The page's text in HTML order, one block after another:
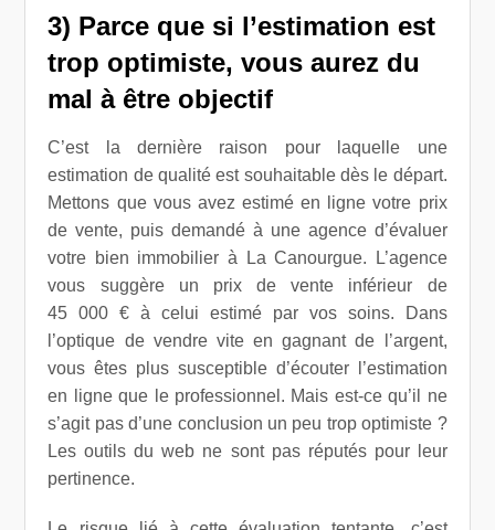
3) Parce que si l’estimation est
trop optimiste, vous aurez du
mal à être objectif
C’est la dernière raison pour laquelle une
estimation de qualité est souhaitable dès le départ.
Mettons que vous avez estimé en ligne votre prix
de vente, puis demandé à une agence d’évaluer
votre bien immobilier à La Canourgue. L’agence
vous suggère un prix de vente inférieur de
45 000 € à celui estimé par vos soins. Dans
l’optique de vendre vite en gagnant de l’argent,
vous êtes plus susceptible d’écouter l’estimation
en ligne que le professionnel. Mais est-ce qu’il ne
s’agit pas d’une conclusion un peu trop optimiste ?
Les outils du web ne sont pas réputés pour leur
pertinence.